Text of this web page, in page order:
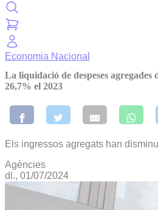
Economia Nacional
La liquidació de despeses
26,7% el 2023
Els ingressos agregats han
Agències
dl., 01/07/2024